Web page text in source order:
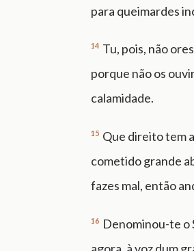
para queimardes
14 Tu, pois, não
porque não os
calamidade.
15 Que direito tem
cometido grande
fazes mal, então
16 Denominou-te o